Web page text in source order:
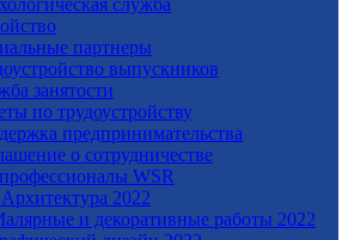
партнеры
выпускников
занятости
по трудоустройству
предпринимательства
о сотрудничестве
WSR
2022
и декоративные работы 2022